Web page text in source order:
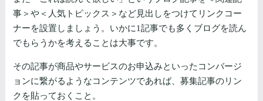
事＞や＜人気トピックス＞など見出しをつけてリンクコー
ナーを設置しましょう。いかに1記事でも多くブログを読ん
でもらうかを考えることは大事です。
その記事が商品やサービスのお申込みといったコンバージ
ョンに繋がるようなコンテンツであれば、募集記事のリン
クを貼っておくこと。